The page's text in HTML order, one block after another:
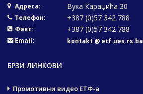
Адреса: Вука Караџића 30
Телефон: +387 (0)57 342 788
Факс: +387 (0)57 342 788
Email: kontakt @ etf.ues.rs.ba
БРЗИ ЛИНКОВИ
Промотивни видео ЕТФ-а